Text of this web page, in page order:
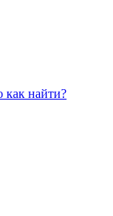
как найти?